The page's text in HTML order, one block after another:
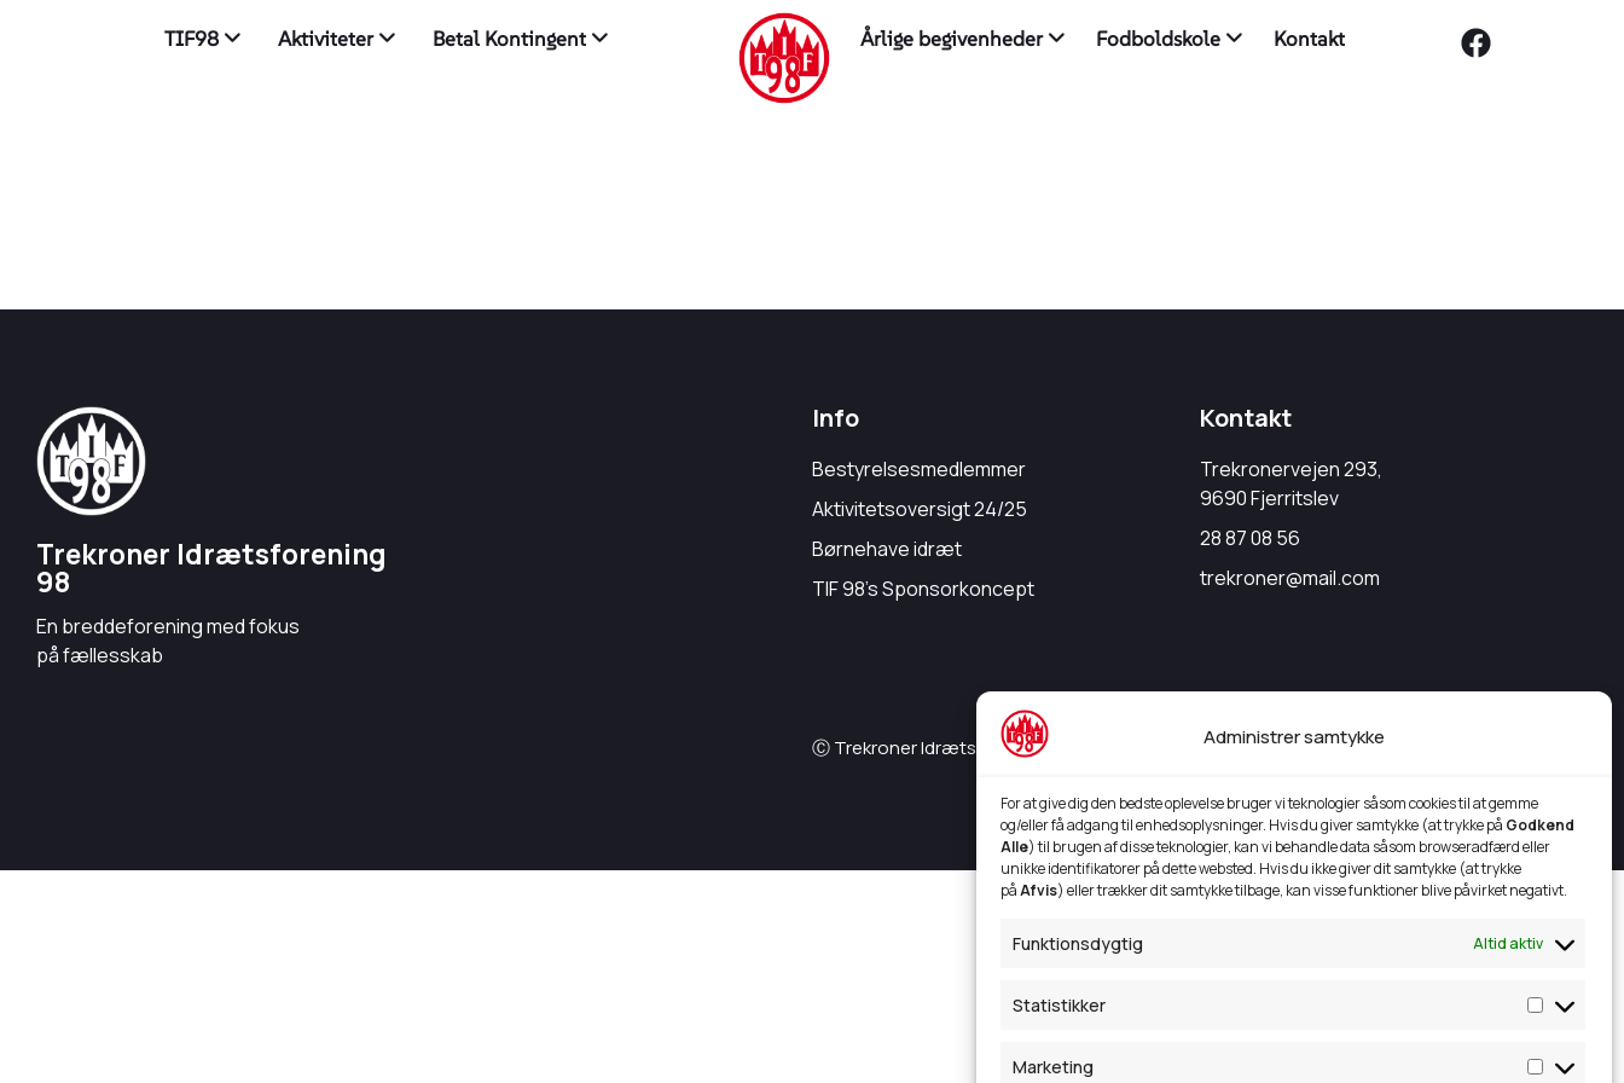
Administrer samtykke
For at give dig den bedste oplevelse bruger vi teknologier såsom cookies til at gemme
og/eller få adgang til enhedsoplysninger. Hvis du giver samtykke (at trykke på Godkend
Alle) til brugen af disse teknologier, kan vi behandle data såsom browseradfærd eller
unikke identifikatorer på dette websted. Hvis du ikke giver dit samtykke (at trykke
påAfvis) eller trækker dit samtykke tilbage, kan visse funktioner blive påvirket negativt.
Funktionsdygtig Altid aktiv
Statistikker
Marketing
TIF98 Aktiviteter Betal Kontingent Årlige begivenheder Fodboldskole Kontakt
Trekroner Idrætsforening
98
En breddeforening med fokus
på fællesskab
Info
Bestyrelsesmedlemmer
Aktivitetsoversigt 24/25
Børnehave idræt
TIF 98's Sponsorkoncept
Kontakt
Trekronervejen 293,
9690 Fjerritslev
28 87 08 56
trekroner@mail.com
Ⓒ Trekroner Idrætsforening 98 — 2026 Simsoft— Webbureau I Nordjylland